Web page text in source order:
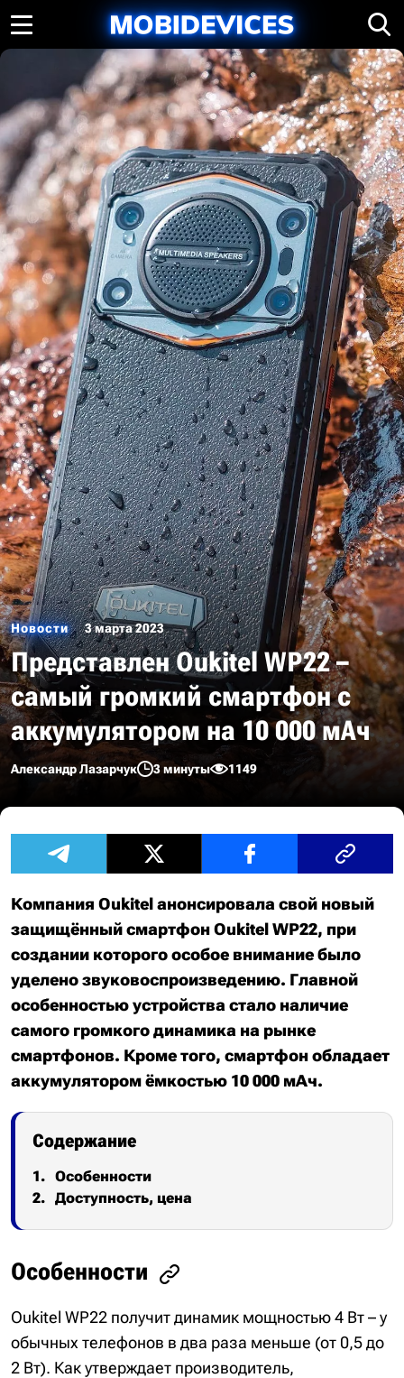
Новости 3 марта 2023
Представлен Oukitel WP22 –
самый громкий смартфон с
аккумулятором на 10 000 мАч
Александр Лазарчук 3 минуты 1149
Компания Oukitel анонсировала свой новый
защищённый смартфон Oukitel WP22, при
создании которого особое внимание было
уделено звуковоспроизведению. Главной
особенностью устройства стало наличие
самого громкого динамика на рынке
смартфонов. Кроме того, смартфон обладает
аккумулятором ёмкостью 10 000 мАч.
Содержание
Особенности
Доступность, цена
Особенности
Oukitel WP22 получит динамик мощностью 4 Вт – у
обычных телефонов в два раза меньше (от 0,5 до
2 Вт). Как утверждает производитель,